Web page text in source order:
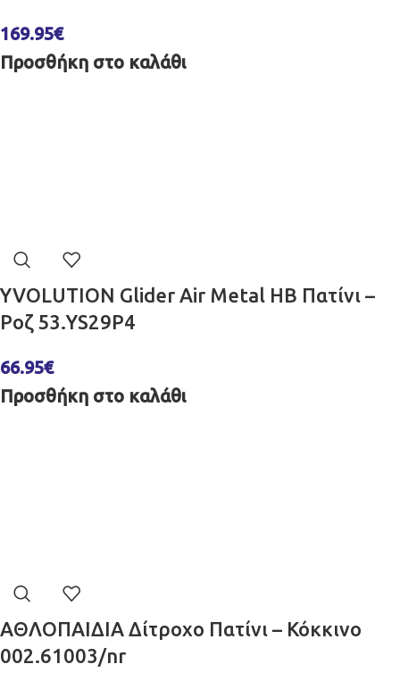
169.95€
Προσθήκη στο καλάθι
YVOLUTION Glider Air Metal HB Πατίνι –
Ροζ 53.YS29P4
66.95€
Προσθήκη στο καλάθι
ΑΘΛΟΠΑΙΔΙΑ Δίτροχο Πατίνι – Κόκκινο
002.61003/nr